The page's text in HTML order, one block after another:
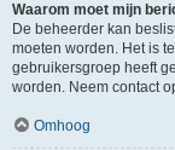
Waarom moet mijn
De beheerder kan
moeten worden. Het is
gebruikersgroep heeft
worden. Neem contact
Omhoog